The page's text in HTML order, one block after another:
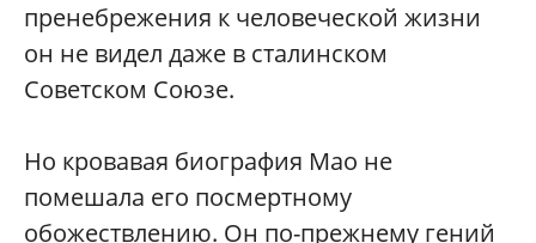
пренебрежения к человеческой жизни
он не видел даже в сталинском
Советском Союзе.
Но кровавая биография Мао не
помешала его посмертному
обожествлению. Он по-прежнему гений